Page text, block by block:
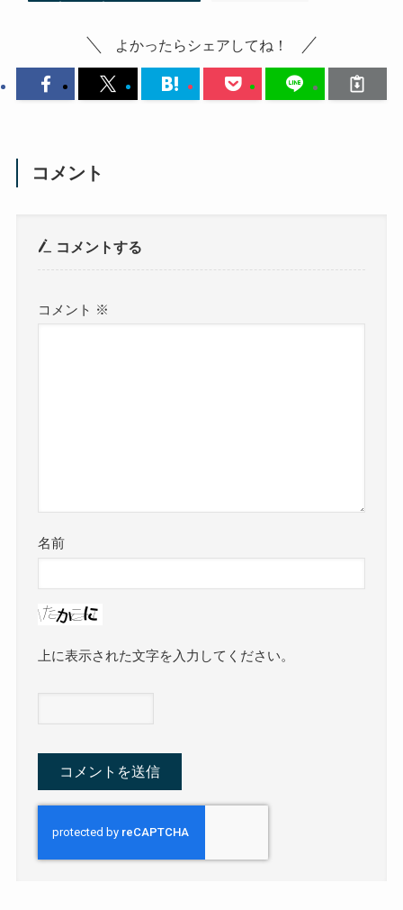
よかったらシェアしてね！
コメント
コメントする
コメント ※
名前
上に表示された文字を入力してください。